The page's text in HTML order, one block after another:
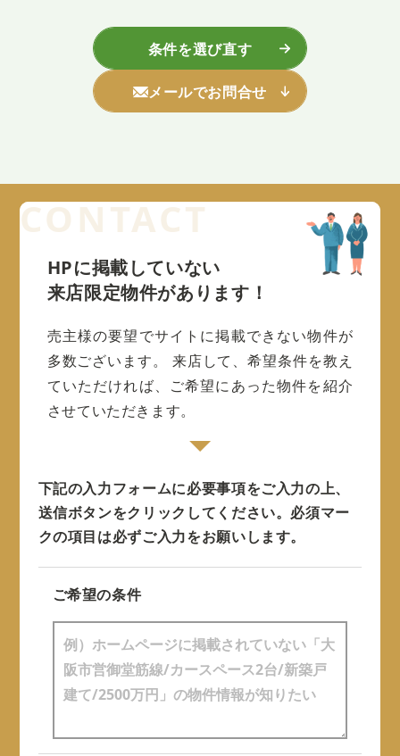
条件を選び直す
メールでお問合せ
HPに掲載していない
来店限定物件があります！
売主様の要望でサイトに掲載できない物件が
多数ございます。
来店して、希望条件を教え
ていただければ、ご希望にあった物件を紹介
させていただきます。
下記の入力フォームに必要事項をご入力の上、
送信ボタンをクリックしてください。 必須マー
クの項目は必ずご入力をお願いします。
ご希望の条件